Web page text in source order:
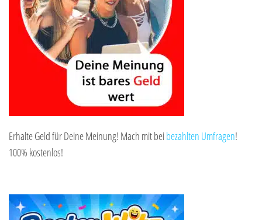
Erhalte Geld für Deine Meinung! Mach mit beibezahlten Umfragen!
100% kostenlos!